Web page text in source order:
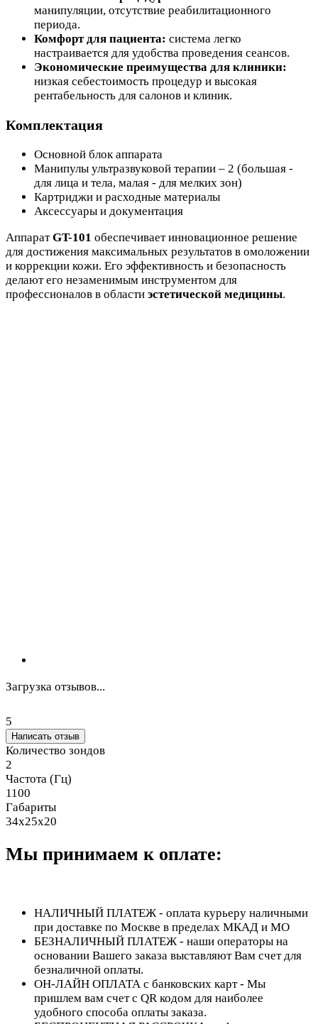
манипуляции, отсутствие реабилитационного
периода.
Комфорт для пациента: система легко
настраивается для удобства проведения сеансов.
Экономические преимущества для клиники:
низкая себестоимость процедур и высокая
рентабельность для салонов и клиник.
Комплектация
Основной блок аппарата
Манипулы ультразвуковой терапии – 2 (большая -
для лица и тела, малая - для мелких зон)
Картриджи и расходные материалы
Аксессуары и документация
АппаратGT-101 обеспечивает инновационное решение
для достижения максимальных результатов в омоложении
и коррекции кожи. Его эффективность и безопасность
делают его незаменимым инструментом для
профессионалов в области эстетической медицины.
Загрузка отзывов...
5
Написать отзыв
Количество зондов
2
Частота (Гц)
1100
Габариты
34х25х20
Мы принимаем к оплате:
НАЛИЧНЫЙ ПЛАТЕЖ - оплата курьеру наличными
при доставке по Москве в пределах МКАД и МО
БЕЗНАЛИЧНЫЙ ПЛАТЕЖ - наши операторы на
основании Вашего заказа выставляют Вам счет для
безналичной оплаты.
ОН-ЛАЙН ОПЛАТА с банковских карт - Мы
пришлем вам счет с QR кодом для наиболее
удобного способа оплаты заказа.